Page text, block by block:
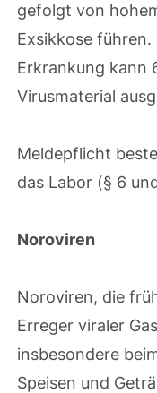
gefolgt von
Exsikkose
Erkrankung kann
Virusmaterial
Meldepflicht
das Labor (§ 6
Noroviren
Noroviren, die
Erreger viraler
insbesondere
Speisen und